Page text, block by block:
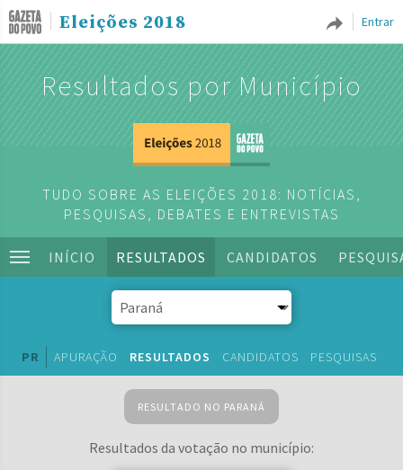
Entrar
Eleições 2018
Resultados por Município
TUDO SOBRE AS ELEIÇÕES 2018: NOTÍCIAS,
PESQUISAS, DEBATES E ENTREVISTAS
INÍCIO RESULTADOS CANDIDATOS
PR APURAÇÃO RESULTADOS CANDIDATOS PESQUISAS
RESULTADO NO PARANÁ
Resultados da votação no município: